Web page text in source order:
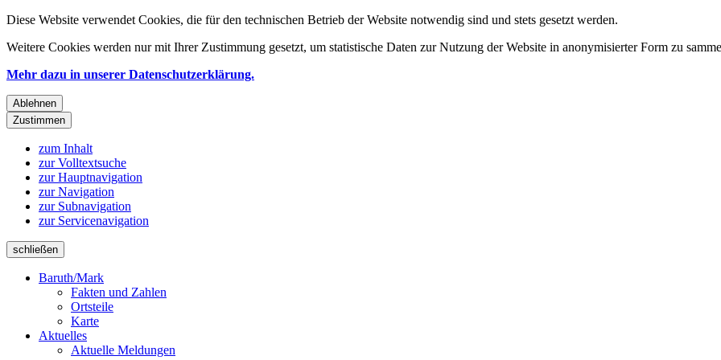
Diese Website verwendet Cookies, die für den technischen Betrieb der Website notwendig sind und stets gesetzt werden.
Weitere Cookies werden nur mit Ihrer Zustimmung gesetzt, um statistische Daten zur Nutzung der Website in anonymisierter Form zu
Mehr dazu in unserer Datenschutzerklärung.
Ablehnen
Zustimmen
zum Inhalt
zur Volltextsuche
zur Hauptnavigation
zur Navigation
zur Subnavigation
zur Servicenavigation
schließen
Baruth/Mark
Fakten und Zahlen
Ortsteile
Karte
Aktuelles
Aktuelle Meldungen